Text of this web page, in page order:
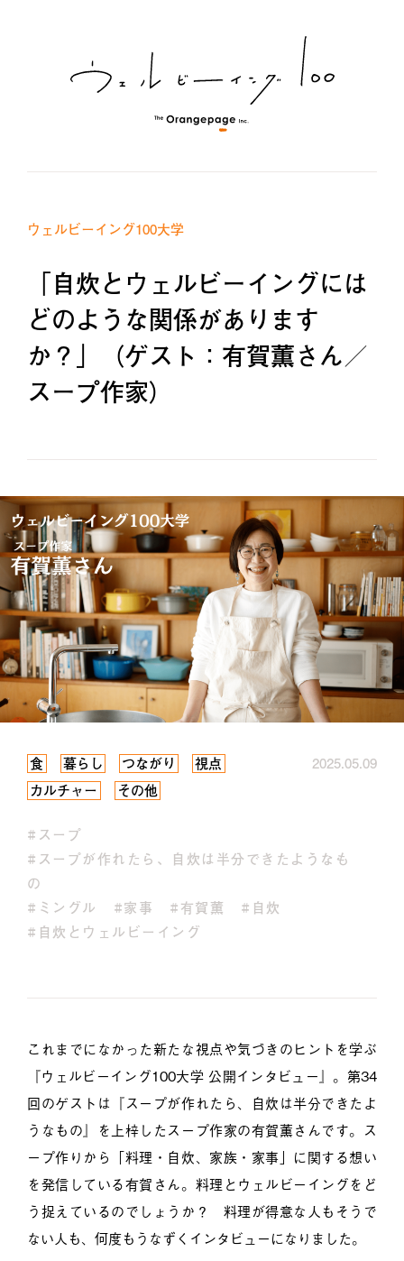
ウェルビーイング100大学
「自炊とウェルビーイングには
どのような関係があります
か？」（ゲスト：有賀薫さん／
スープ作家）
食 暮らし つながり
視点
カルチャー
その他
2025.05.09
#スープ
#スープが作れたら、自炊は半分できたようなも
の
#ミングル
#家事 #有賀薫
#自炊
#自炊とウェルビーイング
これまでになかった新たな視点や気づきのヒントを学ぶ
『ウェルビーイング100大学 公開インタビュー』。第34
回のゲストは『スープが作れたら、自炊は半分できたよ
うなもの』を上梓したスープ作家の有賀薫さんです。ス
ープ作りから「料理・自炊、家族・家事」に関する想い
を発信している有賀さん。料理とウェルビーイングをど
う捉えているのでしょうか？ 料理が得意な人もそうで
ない人も、何度もうなずくインタビューになりました。